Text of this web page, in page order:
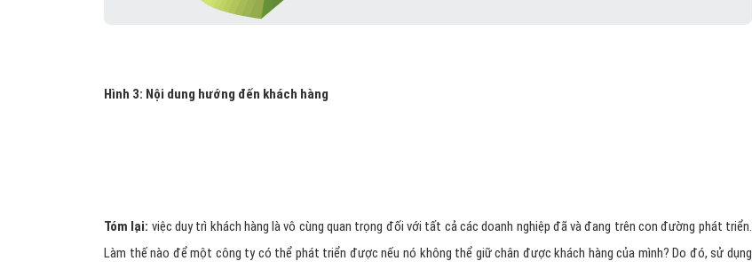
Hình 3: Nội dung hướng đến khách hàng
Tóm lại: việc duy trì khách hàng là vô cùng quan trọng đối với tất cả các doanh nghiệp đã và đang trên con đường phát triển.
Làm thế nào để một công ty có thể phát triển được nếu nó không thể giữ chân được khách hàng của mình? Do đó, sử dụng